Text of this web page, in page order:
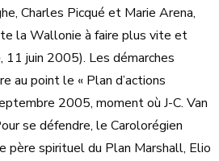
Charles Picqué et Marie Arena,
la Wallonie à faire plus vite et
, 11 juin 2005). Les démarches
au point le « Plan d’actions
2005, moment où J-C. Van
se défendre, le Carolorégien
père spirituel du Plan Marshall, Elio